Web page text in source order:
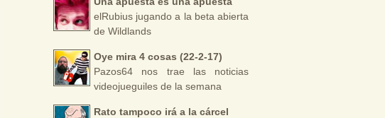
elRubius jugando a la beta abierta
de Wildlands
Oye mira 4 cosas (22-2-17)
Pazos64 nos trae las noticias
videojueguiles de la semana
Rato tampoco irá a la cárcel